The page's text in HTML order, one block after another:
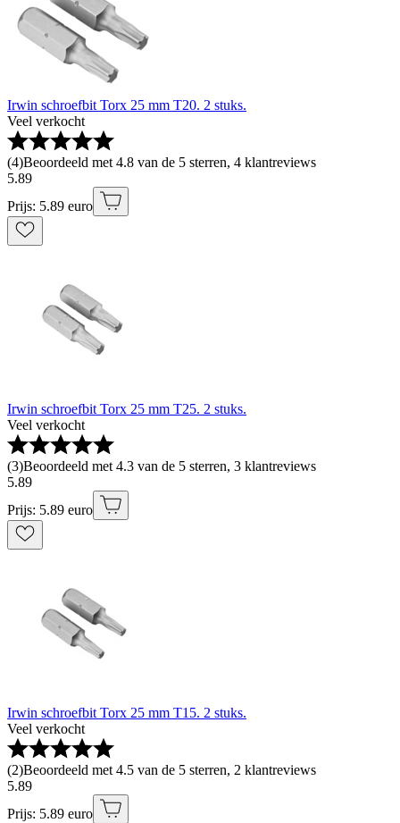
Irwin schroefbit Torx 25 mm T20. 2 stuks.
Veel verkocht
(4)Beoordeeld met 4.8 van de 5 sterren, 4 klantreviews
5.89
Prijs: 5.89 euro
Irwin schroefbit Torx 25 mm T25. 2 stuks.
Veel verkocht
(3)Beoordeeld met 4.3 van de 5 sterren, 3 klantreviews
5.89
Prijs: 5.89 euro
Irwin schroefbit Torx 25 mm T15. 2 stuks.
Veel verkocht
(2)Beoordeeld met 4.5 van de 5 sterren, 2 klantreviews
5.89
Prijs: 5.89 euro